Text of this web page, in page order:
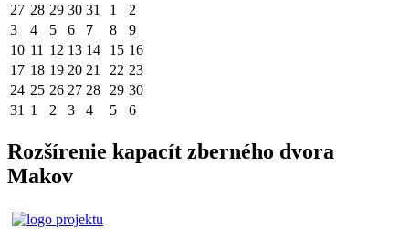
27 28 29 30 31 1
2
3
4 5 6 7 8
9
10 11 12 13 14 15 16
17 18 19 20 21 22 23
24 25 26 27 28 29 30
31 1 2 3 4 5 6
Rozšírenie kapacít zberného dvora
Makov